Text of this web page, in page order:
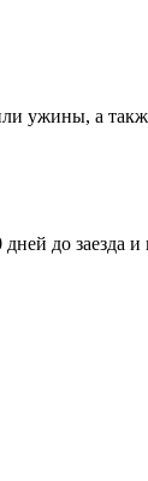
а
до заезда